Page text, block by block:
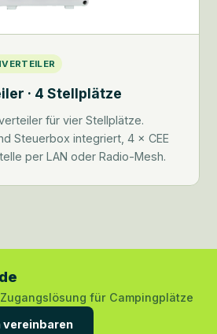
· 4 Stellplätze
für vier Stellplätze.
Steuerbox integriert, 4 × CEE
per LAN oder Radio-Mesh.
für Campingplätze